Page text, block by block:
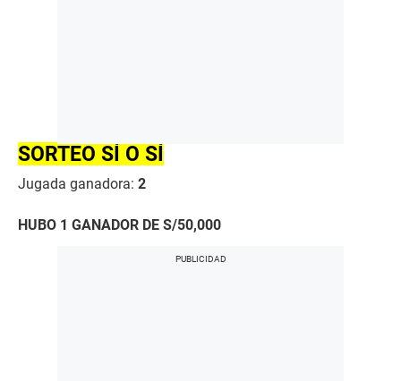
SORTEO SÍ O SÍ
Jugada ganadora: 2
HUBO 1 GANADOR DE S/50,000